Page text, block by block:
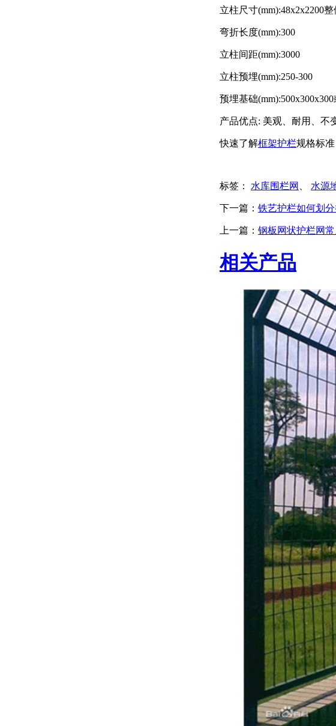
立柱尺寸(mm):48x2x2200整
弯折长度(mm):300
立柱间距(mm):3000
立柱预埋(mm):250-300
预埋基础
产品优点: 美观、耐用、不
快速了解框架护栏规格标准
标签： 水库围栏网 水源
下一篇： 铁艺护栏如何划分
上一篇： 钢板网状护栏网
相关产品